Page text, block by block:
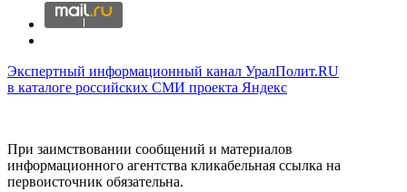
Экспертный информационный канал УралПолит.RU
в каталоге российских СМИ проекта Яндекс
При заимствовании сообщений и материалов
информационного агентства кликабельная ссылка на
первоисточник обязательна.